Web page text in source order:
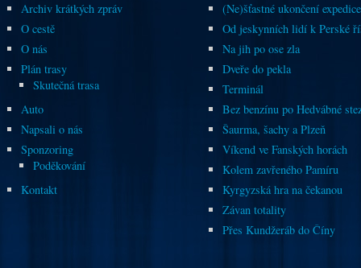
Archiv krátkých zpráv
O cestě
O nás
Plán trasy
Skutečná trasa
Auto
Napsali o nás
Sponzoring
Poděkování
Kontakt
(Ne)šťastné ukončení expedice
Od jeskynních lidí k Perské
Na jih po ose zla
Dveře do pekla
Terminál
Bez benzínu po Hedvábné
Šaurma, šachy a Plzeň
Víkend ve Fanských horách
Kolem zavřeného Pamíru
Kyrgyzská hra na čekanou
Závan totality
Přes Kundžeráb do Číny